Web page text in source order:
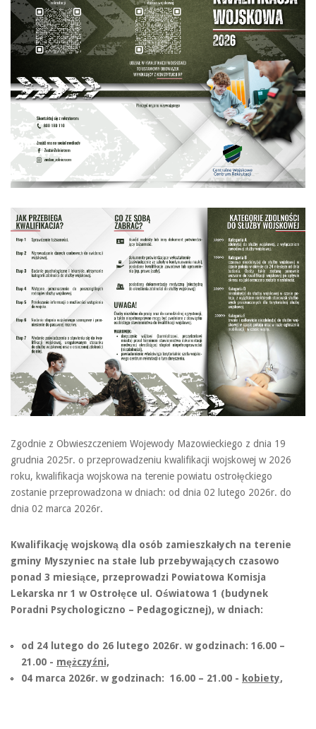
Zgodnie z Obwieszczeniem Wojewody Mazowieckiego z dnia 19
grudnia 2025r. o przeprowadzeniu kwalifikacji wojskowej w 2026
roku, kwalifikacja wojskowa na terenie powiatu ostrołęckiego
zostanie przeprowadzona w dniach: od dnia 02 lutego 2026r. do
dnia 02 marca 2026r.
Kwalifikację wojskową dla osób zamieszkałych na terenie
gminy Myszyniec na stałe lub przebywających czasowo
ponad 3 miesiące, przeprowadzi Powiatowa Komisja
Lekarska nr 1 w Ostrołęce ul. Oświatowa 1 (budynek
Poradni Psychologiczno – Pedagogicznej), w dniach:
od 24 lutego do 26 lutego 2026r. w godzinach: 16.00 –
21.00 - mężczyźni,
04 marca 2026r. w godzinach: 16.00 – 21.00 - kobiety,